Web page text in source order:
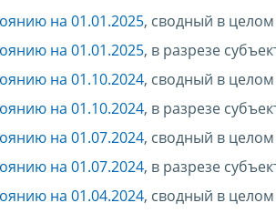
на 01.01.2025, сводный в
на 01.01.2025, в разрезе
на 01.10.2024, сводный в
на 01.10.2024, в разрезе
на 01.07.2024, сводный в
на 01.07.2024, в разрезе
на 01.04.2024, сводный в